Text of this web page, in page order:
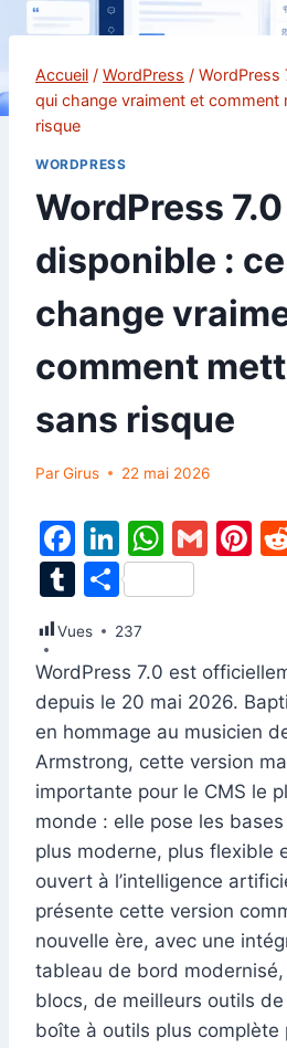
Accueil / WordPress / WordPress
qui change vraiment et comment
risque
WORDPRESS
WordPress
disponible :
change
comment
sans risque
ParGirus 22 mai 2026
F
a
c
e
b
o
o
k
Li
n
k
e
dI
n
W
h
at
A
p
p
G
Pi
st
T
m
bl
r
P
ar
ta
g
er
Vues 237
WordPress 7.0 est
depuis le 20 mai 2026.
en hommage au musicien
Armstrong, cette version
importante pour le CMS le
monde : elle pose les bases
plus moderne, plus flexible
ouvert à l’intelligence
présente cette version
nouvelle ère, avec une
tableau de bord
blocs, de meilleurs outils
boîte à outils plus complète